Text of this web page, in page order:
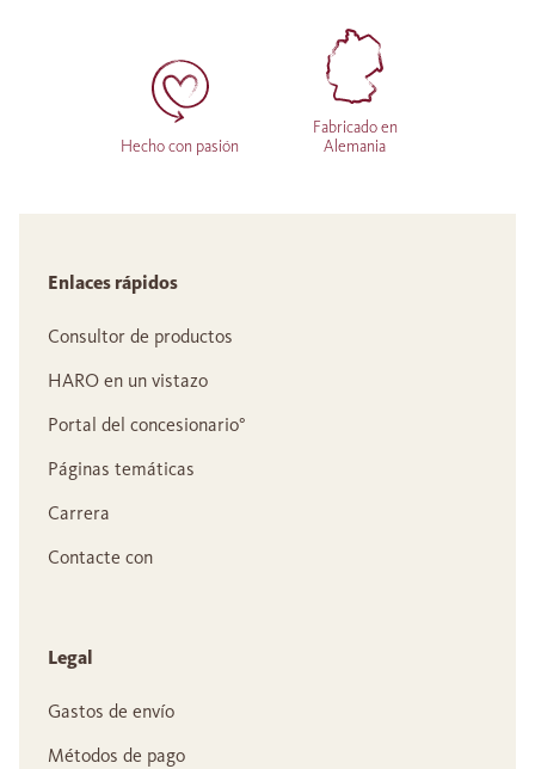
Hecho con pasión
Fabricado en
Alemania
Enlaces rápidos
Consultor de productos
HARO en un vistazo
Portal del concesionario°
Páginas temáticas
Carrera
Contacte con
Legal
Gastos de envío
Métodos de pago